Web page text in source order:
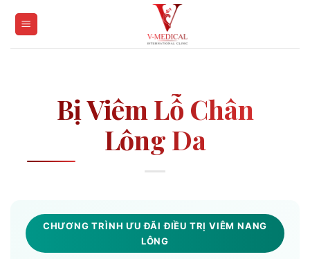
Bị Viêm Lỗ Chân
Lông Da
CHƯƠNG TRÌNH ƯU ĐÃI ĐIỀU TRỊ VIÊM NANG
LÔNG